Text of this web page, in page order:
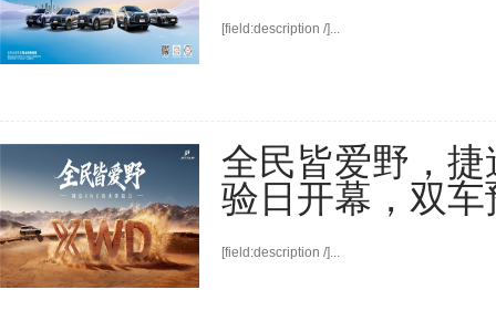
[field:description /]...
全民皆爱野，
验日开幕，双
[field:description /]...